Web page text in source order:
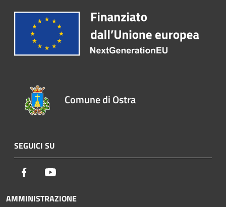
Comune di Ostra
SEGUICI SU
Facebook
AMMINISTRAZIONE